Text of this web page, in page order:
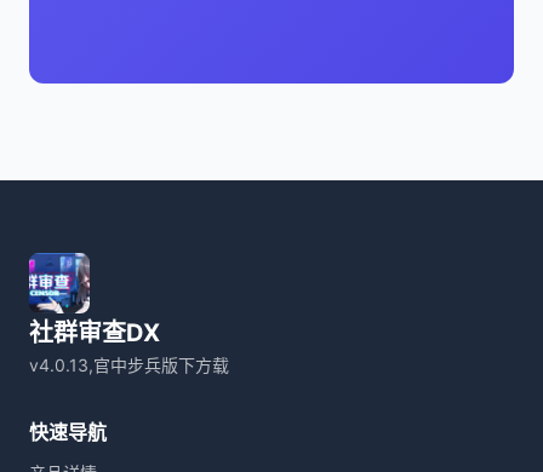
社群审查DX
v4.0.13,官中步兵版下方载
快速导航